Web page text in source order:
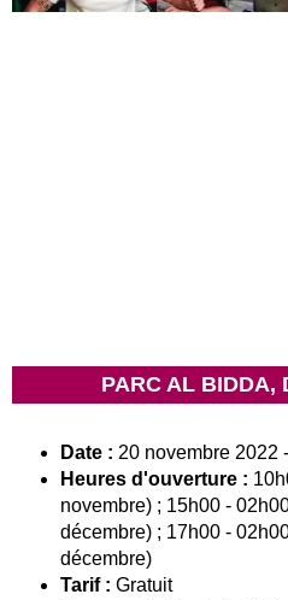
PARC AL BIDDA,
Date : 20 novembre 2022
Heures d'ouverture :
novembre) ; 15h00 -
décembre) ; 17h00 -
décembre)
Tarif : Gratuit